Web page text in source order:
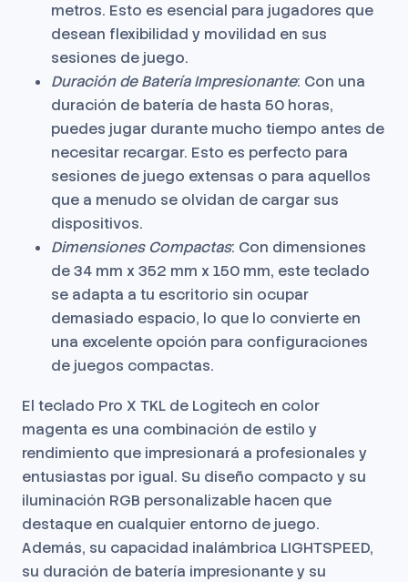
metros. Esto es esencial para jugadores que
desean flexibilidad y movilidad en sus
sesiones de juego.
Duración de Batería Impresionante: Con una
duración de batería de hasta 50 horas,
puedes jugar durante mucho tiempo antes de
necesitar recargar. Esto es perfecto para
sesiones de juego extensas o para aquellos
que a menudo se olvidan de cargar sus
dispositivos.
Dimensiones Compactas: Con dimensiones
de 34 mm x 352 mm x 150 mm, este teclado
se adapta a tu escritorio sin ocupar
demasiado espacio, lo que lo convierte en
una excelente opción para configuraciones
de juegos compactas.
El teclado Pro X TKL de Logitech en color
magenta es una combinación de estilo y
rendimiento que impresionará a profesionales y
entusiastas por igual. Su diseño compacto y su
iluminación RGB personalizable hacen que
destaque en cualquier entorno de juego.
Además, su capacidad inalámbrica LIGHTSPEED,
su duración de batería impresionante y su